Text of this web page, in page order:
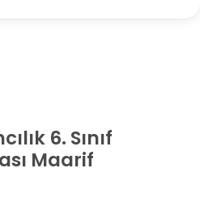
6. Sınıf
Maarif